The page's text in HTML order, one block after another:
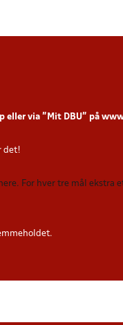
eller via ”Mit DBU” på
det!
For hver tre mål ekstra